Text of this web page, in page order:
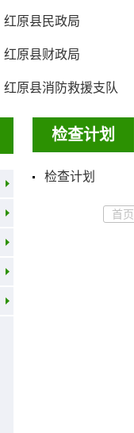
红原县民政局
红原县财政局
红原县消防救援支队
检查计划
检查计划
首页